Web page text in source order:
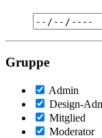
Gruppe
Admin
Design-
Mitglied
Moderator